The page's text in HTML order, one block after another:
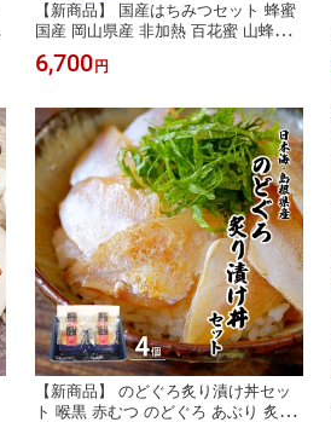
【新商品】 国産はちみつセット 蜂蜜
国産 岡山県産 非加熱 百花蜜 山蜂蜜
はちみつ 純粋はちみつ ハチミツ スタ
ンドタイプ 逆止弁容器 贈答品 贈り物
老の日 お中元 お歳暮 送料無料 北海
道沖縄一部地域配送不可
6,700 円
【新商品】 のどぐろ炙り漬け丼セッ
ト 喉黒 赤むつ のどぐろ あぶり 炙り